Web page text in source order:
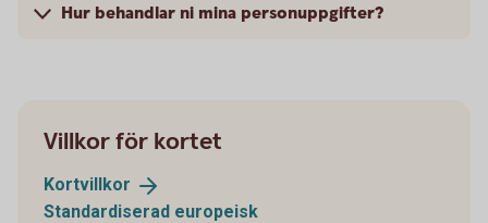
Hur behandlar ni mina personuppgifter?
Villkor för kortet
Kortvillkor
Standardiserad europeisk